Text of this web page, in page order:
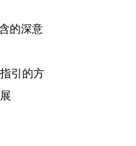
的深意
引的方
谱写新